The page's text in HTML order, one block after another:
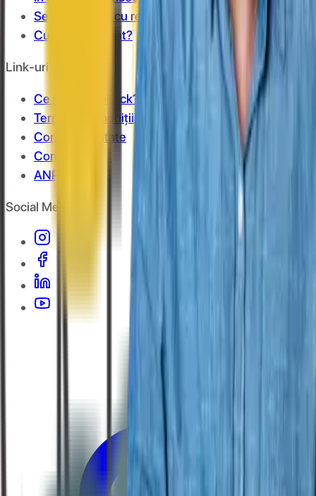
Se cumulează cu reducerile?
Cum îmi fac cont?
Link-uri utile
Ce este cashback?
Termeni și condiții
Confidențialitate
Contact
ANPC
Social Media